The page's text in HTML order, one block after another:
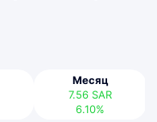
Месяц
7.56 SAR
6.10%